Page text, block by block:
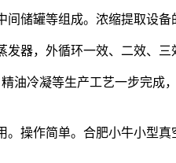
储罐等组成。浓缩提取设备
器，外循环一效、二效、三
冷凝等生产工艺一步完成
操作简单。合肥小牛小型